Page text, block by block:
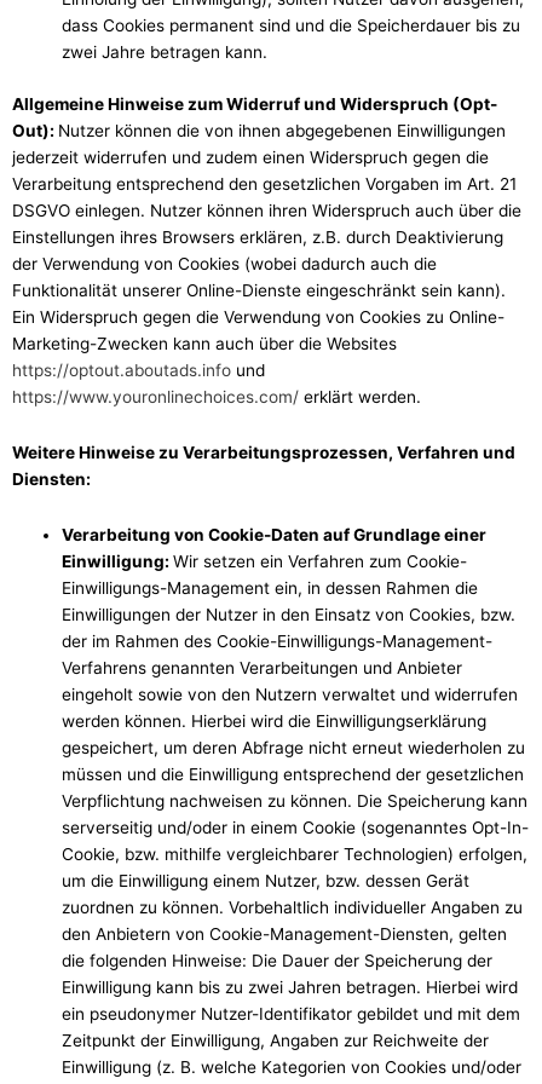
dass Cookies permanent sind und die Speicherdauer bis zu
zwei Jahre betragen kann.
Allgemeine Hinweise zum Widerruf und Widerspruch (Opt-
Out): Nutzer können die von ihnen abgegebenen Einwilligungen
jederzeit widerrufen und zudem einen Widerspruch gegen die
Verarbeitung entsprechend den gesetzlichen Vorgaben im Art. 21
DSGVO einlegen. Nutzer können ihren Widerspruch auch über die
Einstellungen ihres Browsers erklären, z.B. durch Deaktivierung
der Verwendung von Cookies (wobei dadurch auch die
Funktionalität unserer Online-Dienste eingeschränkt sein kann).
Ein Widerspruch gegen die Verwendung von Cookies zu Online-
Marketing-Zwecken kann auch über die Websites
https://optout.aboutads.info und
https://www.youronlinechoices.com/ erklärt werden.
Weitere Hinweise zu Verarbeitungsprozessen, Verfahren und
Diensten:
Verarbeitung von Cookie-Daten auf Grundlage einer
Einwilligung:Wir setzen ein Verfahren zum Cookie-
Einwilligungs-Management ein, in dessen Rahmen die
Einwilligungen der Nutzer in den Einsatz von Cookies, bzw.
der im Rahmen des Cookie-Einwilligungs-Management-
Verfahrens genannten Verarbeitungen und Anbieter
eingeholt sowie von den Nutzern verwaltet und widerrufen
werden können. Hierbei wird die Einwilligungserklärung
gespeichert, um deren Abfrage nicht erneut wiederholen zu
müssen und die Einwilligung entsprechend der gesetzlichen
Verpflichtung nachweisen zu können. Die Speicherung kann
serverseitig und/oder in einem Cookie (sogenanntes Opt-In-
Cookie, bzw. mithilfe vergleichbarer Technologien) erfolgen,
um die Einwilligung einem Nutzer, bzw. dessen Gerät
zuordnen zu können. Vorbehaltlich individueller Angaben zu
den Anbietern von Cookie-Management-Diensten, gelten
die folgenden Hinweise: Die Dauer der Speicherung der
Einwilligung kann bis zu zwei Jahren betragen. Hierbei wird
ein pseudonymer Nutzer-Identifikator gebildet und mit dem
Zeitpunkt der Einwilligung, Angaben zur Reichweite der
Einwilligung (z. B. welche Kategorien von Cookies und/oder